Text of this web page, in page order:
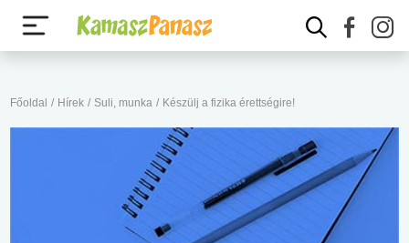
Főoldal / Hírek / Suli, munka / Készülj a fizika érettségire!